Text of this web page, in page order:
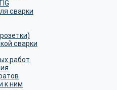
сварки
сварки
работ
к ним